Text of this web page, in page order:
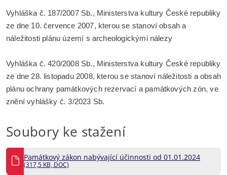
Vyhláška č. 187/2007 Sb., Ministerstva kultury České republiky
ze dne 10. července 2007, kterou se stanoví obsah a
náležitosti plánu území s archeologickými nálezy
Vyhláška č. 420/2008 Sb., Ministerstva kultury České republiky
ze dne 28. listopadu 2008, kterou se stanoví náležitosti a obsah
plánu ochrany památkových rezervací a památkových zón, ve
znění vyhlášky č. 3/2023 Sb.
Soubory ke stažení
Památkový zákon nabývající účinnosti od 01.01.2024
(317,5 KB, DOC)